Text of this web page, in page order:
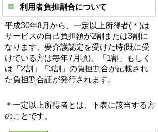
利用者負担割合について
平成30年8月から、一定以上所得者(＊)は
サービスの自己負担額が2割または3割に
なります。要介護認定を受けた時(既に受
けている方は毎年7月頃)、「1割」もしく
は「2割」「3割」の負担割合が記載され
た負担割合証が発行されます。
＊一定以上所得者とは、下表に該当する方
のことです。